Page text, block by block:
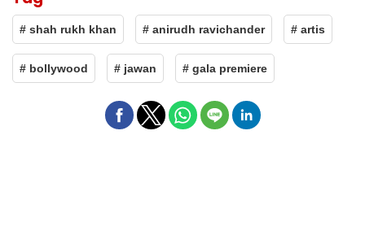
# shah rukh khan # anirudh ravichander # artis
# bollywood # jawan # gala premiere